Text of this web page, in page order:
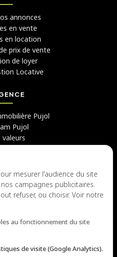
annonces
en vente
en location
prix de vente
de loyer
Locative
Pujol
Pujol
valeurs
clients
chez nous
– 12h / 14h – 18h
mesurer l'audience du site
campagnes publicitaires.
refuser, ou choisir. Voir notre
au fonctionnement du site
de visite (Google Analytics).